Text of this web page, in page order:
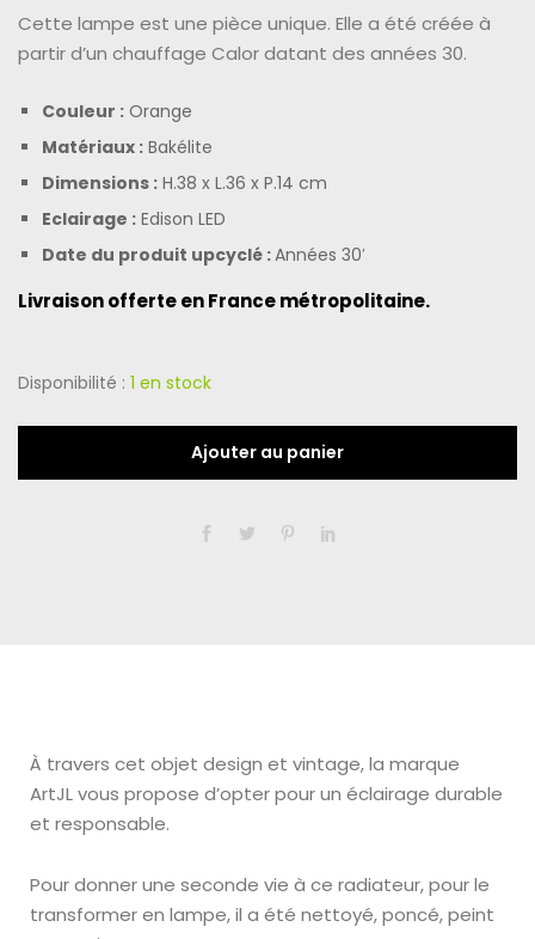
Cette lampe est une pièce unique. Elle a été créée à
partir d’un chauffage Calor datant des années 30.
Couleur : Orange
Matériaux : Bakélite
Dimensions : H.38 x L.36 x P.14 cm
Eclairage : Edison LED
Date du produit upcyclé :Années 30′
Livraison offerte en France métropolitaine.
Disponibilité : 1 en stock
Ajouter au panier
À travers cet objet design et vintage, la marque
ArtJL vous propose d’opter pour un éclairage durable
et responsable.
Pour donner une seconde vie à ce radiateur, pour le
transformer en lampe, il a été nettoyé, poncé, peint